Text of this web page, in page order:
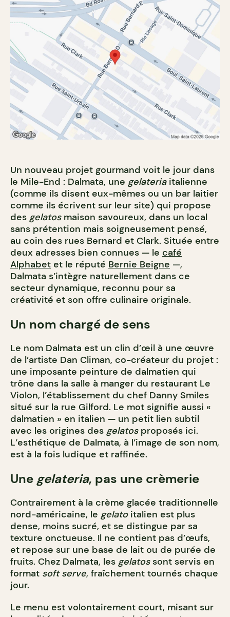
Un nouveau projet gourmand voit le jour dans
le Mile-End : Dalmata, une gelateriaitalienne
(comme ils disent eux-mêmes ou un bar laitier
comme ils écrivent sur leur site) qui propose
des gelatosmaison savoureux, dans un local
sans prétention mais soigneusement pensé,
au coin des rues Bernard et Clark. Située entre
deux adresses bien connues — le café
Alphabet et le réputé Bernie Beigne —,
Dalmata s’intègre naturellement dans ce
secteur dynamique, reconnu pour sa
créativité et son offre culinaire originale.
Un nom chargé de sens
Le nom Dalmata est un clin d’œil à une œuvre
de l’artiste Dan Climan, co-créateur du projet :
une imposante peinture de dalmatien qui
trône dans la salle à manger du restaurant Le
Violon, l’établissement du chef Danny Smiles
situé sur la rue Gilford. Le mot signifie aussi «
dalmatien » en italien — un petit lien subtil
avec les origines des gelatosproposés ici.
L’esthétique de Dalmata, à l’image de son nom,
est à la fois ludique et raffinée.
Une gelateria, pas une crèmerie
Contrairement à la crème glacée traditionnelle
nord-américaine, le gelatoitalien est plus
dense, moins sucré, et se distingue par sa
texture onctueuse. Il ne contient pas d’œufs,
et repose sur une base de lait ou de purée de
fruits. Chez Dalmata, les gelatossont servis en
format soft serve, fraîchement tournés chaque
jour.
Le menu est volontairement court, misant sur